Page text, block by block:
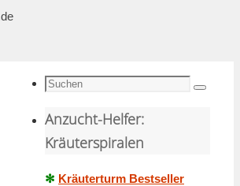
Suche
Suchen
Anzucht-Helfer:
Kräuterspiralen
✻ Kräuterturm Bestseller